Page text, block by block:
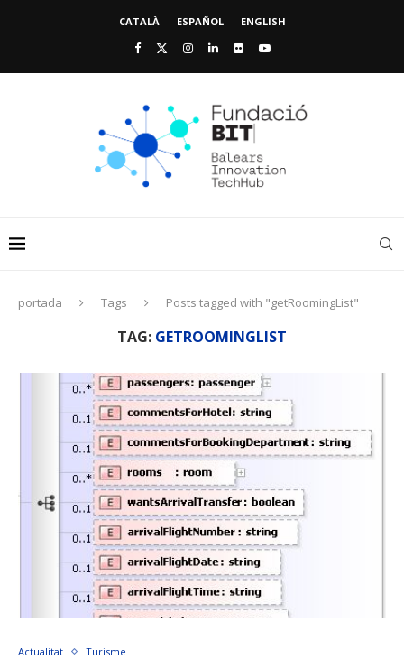
CATALÀ ESPAÑOL ENGLISH
portada Tags Posts tagged with "getRoomingList"
TAG: GETROOMINGLIST
Actualitat Turisme